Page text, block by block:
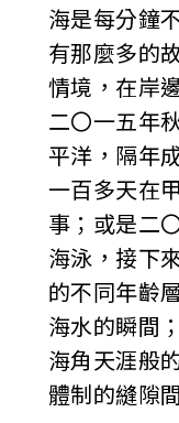
海是每分鐘
有那麼多的
情境，在岸
二〇一五年
平洋，隔年
一百多天在
事；或是二
海泳，接下
的不同年齡
海水的瞬間
海角天涯般
體制的縫隙